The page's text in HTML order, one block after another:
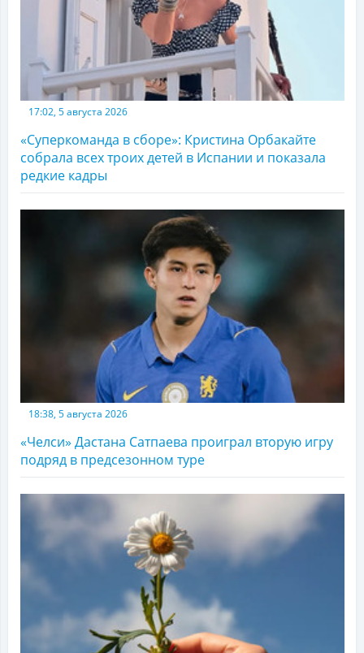
17:02, 5 августа 2026
«Суперкоманда в сборе»: Кристина Орбакайте
собрала всех троих детей в Испании и показала
редкие кадры
18:38, 5 августа 2026
«Челси» Дастана Сатпаева проиграл вторую игру
подряд в предсезонном туре